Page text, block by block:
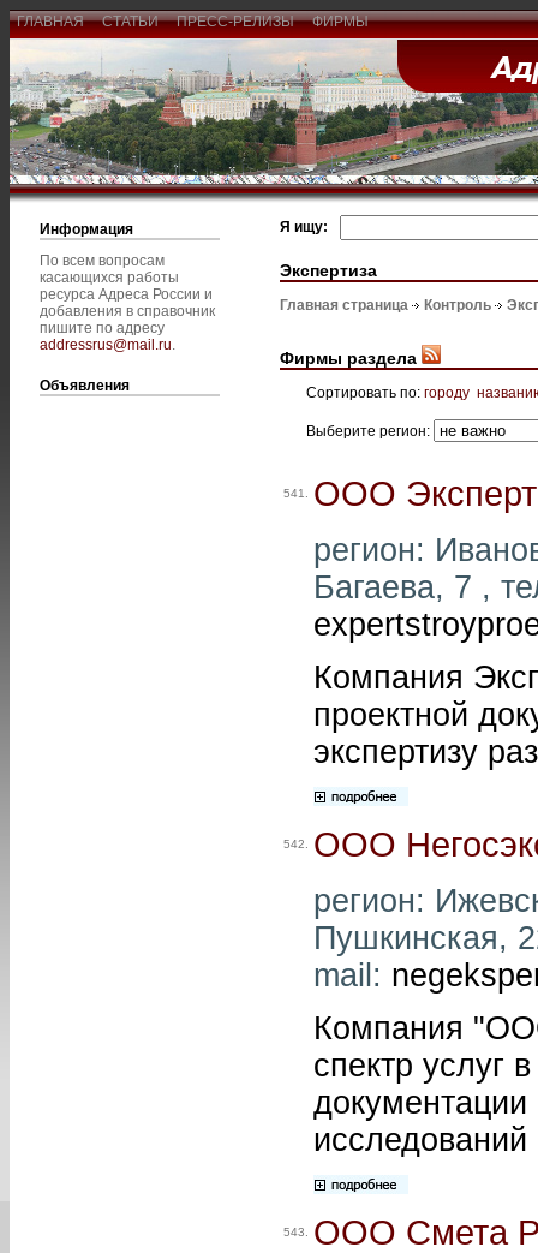
ГЛАВНАЯ СТАТЬИ ПРЕСС-РЕЛИЗЫ ФИРМЫ
Информация
По всем вопросам
касающихся работы
ресурса Адреса России и
добавления в справочник
пишите по адресу
addressrus@mail.ru.
Объявления
Я ищу:
Экспертиза
Главная страница Контроль
Фирмы раздела
Сортировать по: городу
Выберите регион:
541. ООО
регион:
Багаева, 7 ,
Компания
проектной
экспертизу
542. ООО
регион:
Пушкинская,
mail:
Компания
спектр услуг
документации
543. ООО Смета